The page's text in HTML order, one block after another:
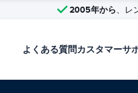
2005年から、レ
よくある質問カスタマーサ